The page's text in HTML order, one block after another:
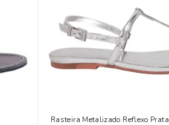
Rasteira Metalizado Reflexo Prata